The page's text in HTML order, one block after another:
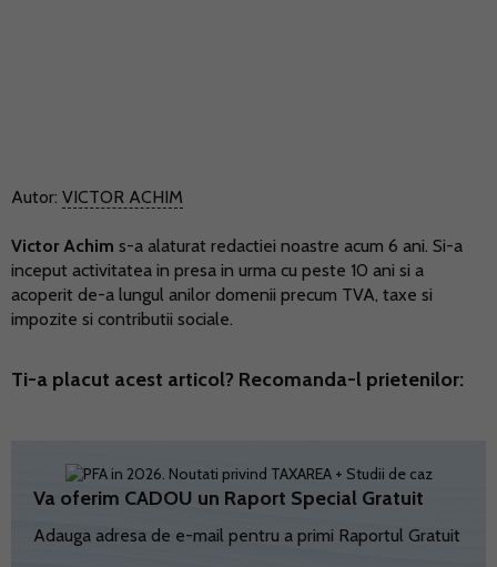
Autor: VICTOR ACHIM
Victor Achim s-a alaturat redactiei noastre acum 6 ani. Si-a
inceput activitatea in presa in urma cu peste 10 ani si a
acoperit de-a lungul anilor domenii precum TVA, taxe si
impozite si contributii sociale.
Ti-a placut acest articol? Recomanda-l prietenilor:
Va oferim CADOU un Raport Special Gratuit
Adauga adresa de e-mail pentru a primi Raportul Gratuit